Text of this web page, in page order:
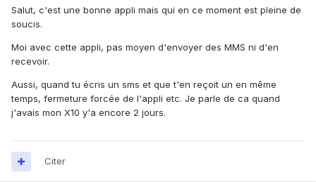
Salut, c'est une bonne appli mais qui en ce moment est pleine de
soucis.
Moi avec cette appli, pas moyen d'envoyer des MMS ni d'en
recevoir.
Aussi, quand tu écris un sms et que t'en reçoit un en même
temps, fermeture forcée de l'appli etc. Je parle de ca quand
j'avais mon X10 y'a encore 2 jours.
Citer